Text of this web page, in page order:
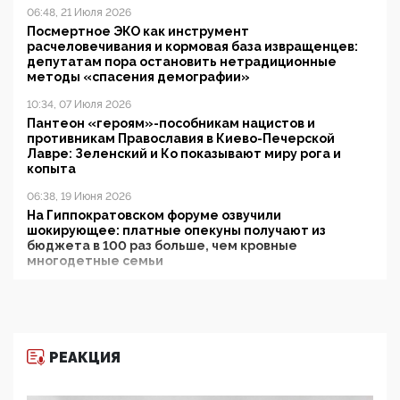
06:48, 21 Июля 2026
Посмертное ЭКО как инструмент
расчеловечивания и кормовая база извращенцев:
депутатам пора остановить нетрадиционные
методы «спасения демографии»
10:34, 07 Июля 2026
Пантеон «героям»-пособникам нацистов и
противникам Православия в Киево-Печерской
Лавре: Зеленский и Ко показывают миру рога и
копыта
06:38, 19 Июня 2026
На Гиппократовском форуме озвучили
шокирующее: платные опекуны получают из
бюджета в 100 раз больше, чем кровные
многодетные семьи
11:53, 09 Июня 2026
РЕАКЦИЯ